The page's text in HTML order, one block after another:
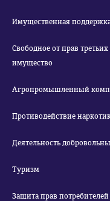
Имущественная
Свободное от прав
имущество
Агропромышленный
Противодействие
Деятельность
Туризм
Защита прав потребителей